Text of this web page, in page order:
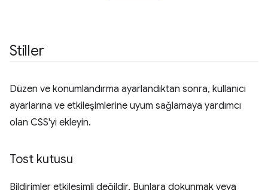
Stiller
Düzen ve konumlandırma ayarlandıktan sonra, kullanıcı
ayarlarına ve etkileşimlerine uyum sağlamaya yardımcı
olan CSS'yi ekleyin.
Tost kutusu
Bildirimler etkileşimli değildir. Bunlara dokunmak veya